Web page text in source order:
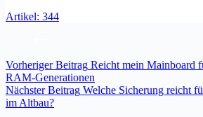
Artikel: 344
VorherigerBeitrag Reicht mein Mainboard
RAM-Generationen
NächsterBeitrag Welche Sicherung reicht
im Altbau?